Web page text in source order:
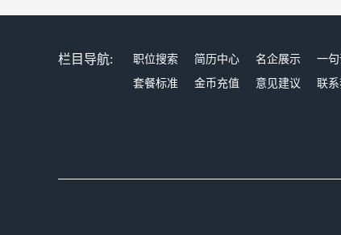
栏目导航: 职位搜索 简历中心 名企展示 一
套餐标准
金币充值 意见建议 联系